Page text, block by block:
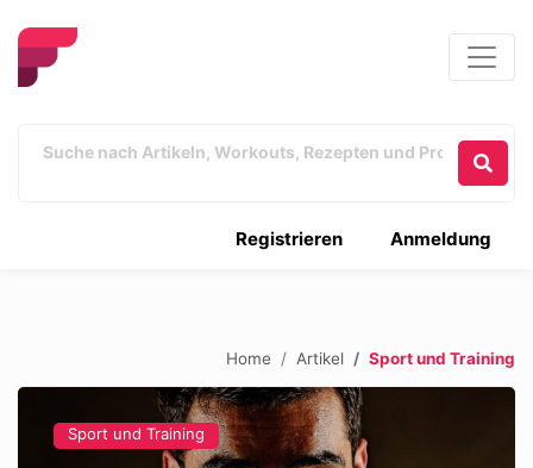
Anmeldung
Registrieren
Home Artikel Sport und Training
Sport und Training